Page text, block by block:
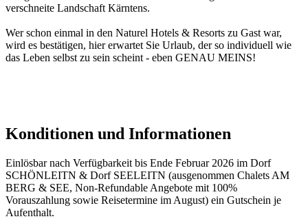
verschneite Landschaft Kärntens.
Wer schon einmal in den Naturel Hotels & Resorts zu Gast war,
wird es bestätigen, hier erwartet Sie Urlaub, der so individuell wie
das Leben selbst zu sein scheint - eben GENAU MEINS!
Konditionen und Informationen
Einlösbar nach Verfügbarkeit bis Ende Februar 2026 im Dorf
SCHÖNLEITN & Dorf SEELEITN (ausgenommen Chalets AM
BERG & SEE, Non-Refundable Angebote mit 100%
Vorauszahlung sowie Reisetermine im August) ein Gutschein je
Aufenthalt.